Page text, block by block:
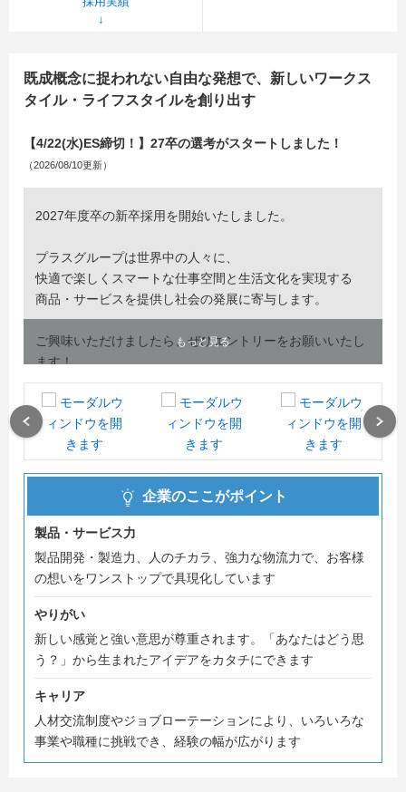
既成概念に捉われない自由な発想で、新しいワークス
タイル・ライフスタイルを創り出す
【4/22(水)ES締切！】27卒の選考がスタートしました！
（2026/08/10更新）
2027年度卒の新卒採用を開始いたしました。
プラスグループは世界中の人々に、
快適で楽しくスマートな仕事空間と生活文化を実現する
商品・サービスを提供し社会の発展に寄与します。
ご興味いただけましたら、ぜひエントリーをお願いいたし
ます！
説明会や選考でお会いでいる事を楽しみにしております。
もっと見る
企業のここがポイント
製品・サービス力
製品開発・製造力、人のチカラ、強力な物流力で、お客様
の想いをワンストップで具現化しています
やりがい
新しい感覚と強い意思が尊重されます。「あなたはどう思
う？」から生まれたアイデアをカタチにできます
キャリア
人材交流制度やジョブローテーションにより、いろいろな
事業や職種に挑戦でき、経験の幅が広がります